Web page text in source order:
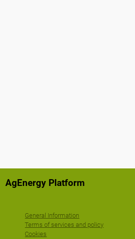
AgEnergy Platform
General Information
Terms of services and policy
Cookies